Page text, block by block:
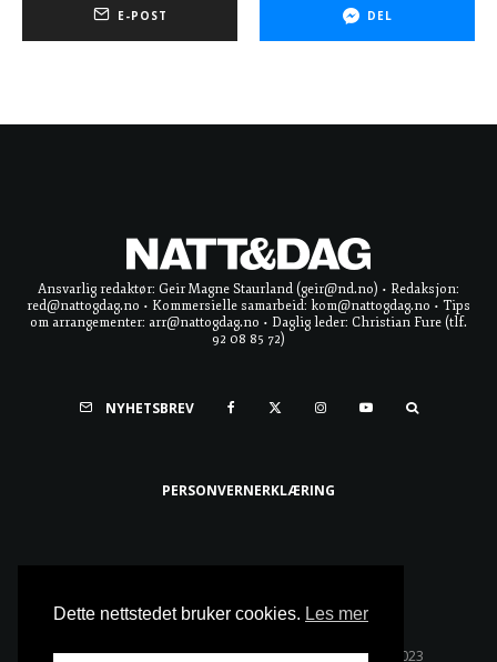
E-POST DEL
Ansvarlig redaktør: Geir Magne Staurland (geir@nd.no) • Redaksjon:
red@nattogdag.no • Kommersielle samarbeid: kom@nattogdag.no • Tips
om arrangementer: arr@nattogdag.no • Daglig leder: Christian Fure (tlf.
92 08 85 72)
NYHETSBREV
PERSONVERNERKLÆRING
Alle rettigheter reservert • Copyright © Natt & Dag 2023
Dette nettstedet bruker cookies. Les mer